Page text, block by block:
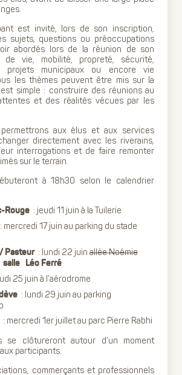
est invité, lors de son inscription,
sujets, questions ou préoccupations
abordés lors de la réunion de son
de vie, mobilité, propreté, sécurité,
projets municipaux ou encore vie
les thèmes peuvent être mis sur la
simple : construire des réunions au
et des réalités vécues par les
aux élus et aux services
directement avec les riverains,
interrogations et de faire remonter
sur le terrain.
à 18h30 selon le calendrier
Rouge : jeudi 11 juin à la Tuilerie
: mercredi 17 juin au parking du stade
Pasteur : lundi 22 juin allée Noémie
salle
Léo Ferré
25 juin à l’aérodrome
: lundi 29 juin au parking
: mercredi 1er juillet au parc Pierre Rabhi
se clôtureront autour d’un moment
participants.
commerçants et professionnels